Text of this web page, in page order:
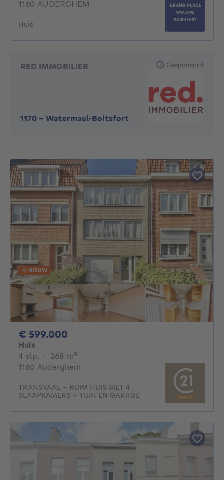
1160 AUDERGHEM
Huis
RED IMMOBILIER
1170 - Watermael-Boitsfort
Gesponsord
NIEUW
€ 599.000
Huis
4 slp. 4 slaapkamers
· 268 m²
1160 Auderghem
TRANSVAAL – RUIM HUIS MET 4
SLAAPKAMERS + TUIN EN GARAGE